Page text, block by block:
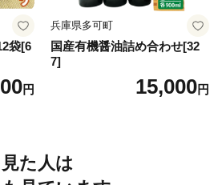
袋[6
円
兵庫県多可町
国産有機醤油詰め合わせ[32
7]
15,000円
た人は